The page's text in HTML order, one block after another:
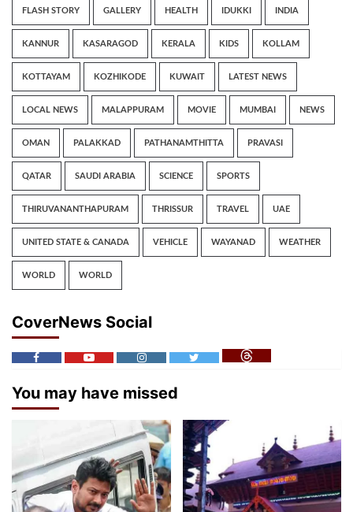
FLASH STORY GALLERY HEALTH IDUKKI INDIA
KANNUR KASARAGOD KERALA KIDS KOLLAM
KOTTAYAM KOZHIKODE KUWAIT LATEST NEWS
LOCAL NEWS MALAPPURAM MOVIE MUMBAI NEWS
OMAN PALAKKAD PATHANAMTHITTA PRAVASI
QATAR SAUDI ARABIA SCIENCE SPORTS
THIRUVANANTHAPURAM THRISSUR TRAVEL UAE
UNITED STATE & CANADA VEHICLE WAYANAD WEATHER
WORLD WORLD
CoverNews Social
You may have missed